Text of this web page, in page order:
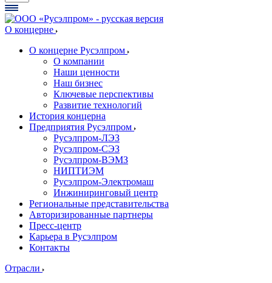
О концерне
О концерне Русэлпром
О компании
Наши ценности
Наш бизнес
Ключевые перспективы
Развитие технологий
История концерна
Предприятия Русэлпром
Русэлпром-ЛЭЗ
Русэлпром-СЭЗ
Русэлпром-ВЭМЗ
НИПТИЭМ
Русэлпром-Электромаш
Инжиниринговый центр
Региональные представительства
Авторизированные партнеры
Пресс-центр
Карьера в Русэлпром
Контакты
Отрасли